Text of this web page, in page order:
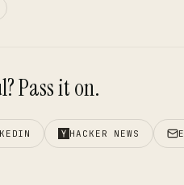
Pass it on.
HACKER NEWS